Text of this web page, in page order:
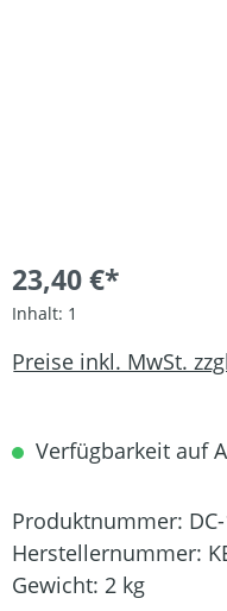
23,40 €*
Inhalt: 1
Preise inkl. MwSt.
Verfügbarkeit auf
Produktnummer:
Herstellernummer:
Gewicht: 2 kg